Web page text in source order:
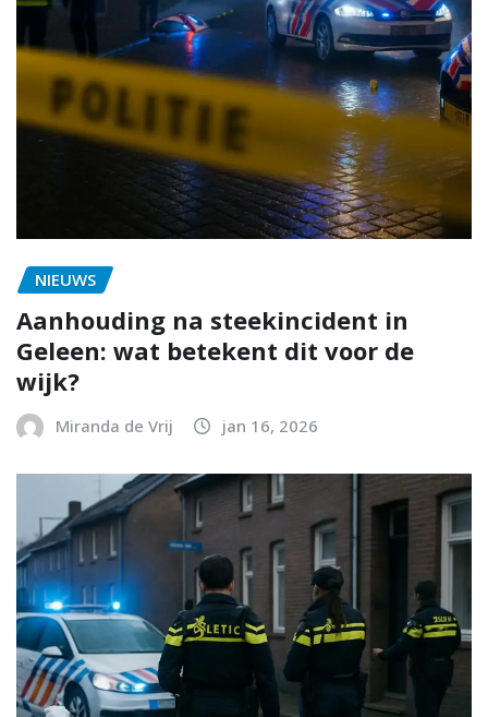
NIEUWS
Aanhouding na steekincident in
Geleen: wat betekent dit voor de
wijk?
Miranda de Vrij jan 16, 2026